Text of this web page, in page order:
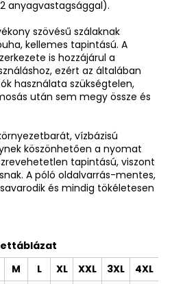
anyagvastagsággal).
szövésű szálaknak
kellemes tapintású. A
is hozzájárul a
ezért az általában
használata szükségtelen,
után sem megy össze és
vízbázisú
köszönhetően a nyomat
tapintású, viszont
A póló oldalvarrás-mentes,
és mindig tökéletesen
M L XL XXL 3XL
4XL